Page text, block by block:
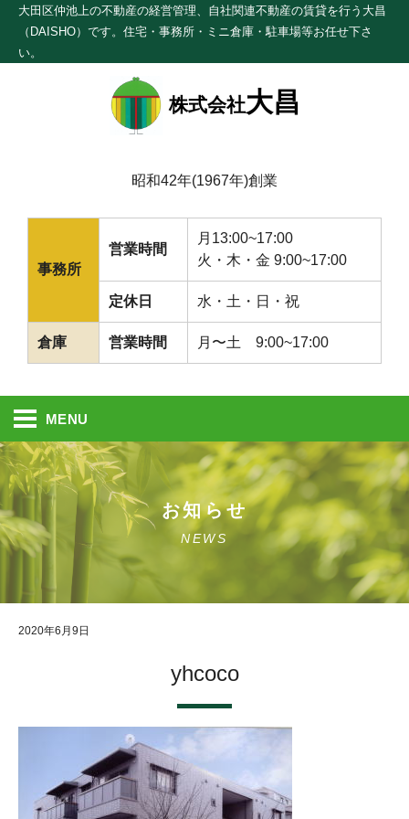
大田区仲池上の不動産の経営管理、自社関連不動産の賃貸を行う大昌
（DAISHO）です。住宅・事務所・ミニ倉庫・駐車場等お任せ下さ
い。
株式会社大昌
昭和42年(1967年)創業
事務所
営業時間
月13:00~17:00
火・木・金 9:00~17:00
定休日 水・土・日・祝
倉庫 営業時間 月〜土 9:00~17:00
MENU
お知らせ
NEWS
2020年6月9日
yhcoco